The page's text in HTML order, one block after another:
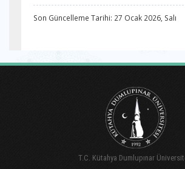
Son Güncelleme Tarihi: 27 Ocak 2026, Salı
T.C. Kütahya Dumlupınar